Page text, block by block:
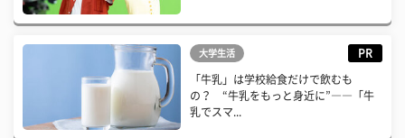
大学生活 PR
「牛乳」は学校給食だけで飲むも
の？ “牛乳をもっと身近に”――「牛
乳でスマ...